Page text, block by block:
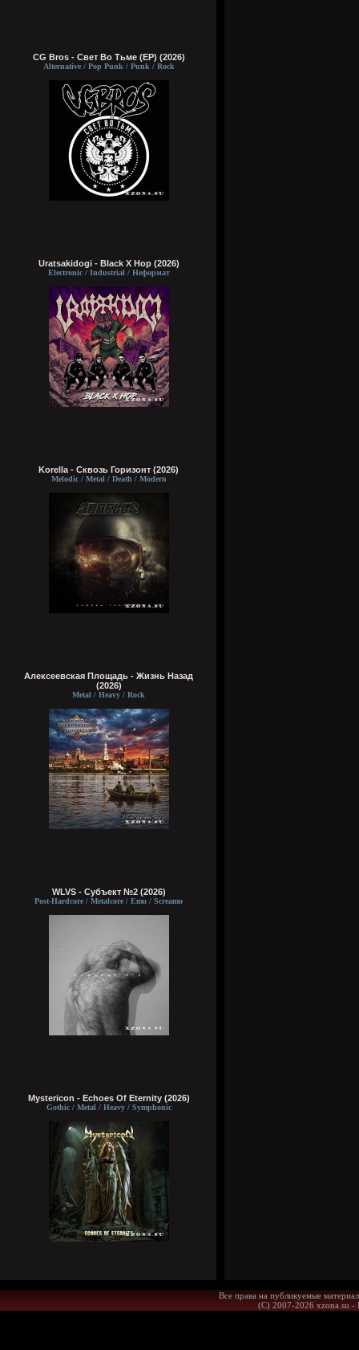
CG Bros - Свет Во Тьме (EP) (2026)
Alternative / Pop Punk / Punk / Rock
Uratsakidogi - Black X Hop (2026)
Electronic / Industrial / Неформат
Korella - Сквозь Горизонт (2026)
Melodic / Metal / Death / Modern
Алексеевская Площадь - Жизнь Назад
(2026)
Metal / Heavy / Rock
WLVS - Субъект №2 (2026)
Post-Hardcore / Metalcore / Emo / Screamo
Mystericon - Echoes Of Eternity (2026)
Gothic / Metal / Heavy / Symphonic
Все права на публикуемые
(С) 2007-2026 xzona.su -